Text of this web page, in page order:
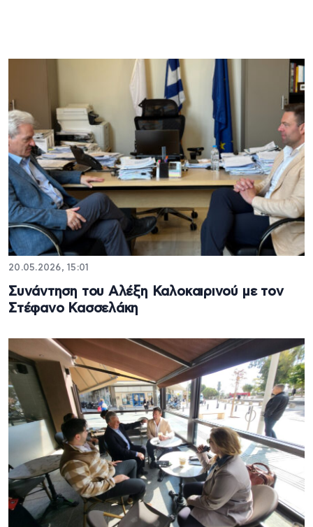
20.05.2026, 15:01
Συνάντηση του Αλέξη Καλοκαιρινού με τον
Στέφανο Κασσελάκη